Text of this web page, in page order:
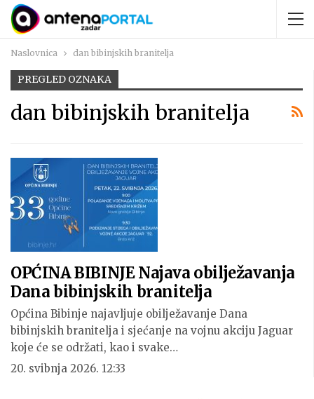
Naslovnica dan bibinjskih branitelja
PREGLED OZNAKA
dan bibinjskih branitelja
OPĆINA BIBINJE Najava obilježavanja
Dana bibinjskih branitelja
Općina Bibinje najavljuje obilježavanje Dana
bibinjskih branitelja i sjećanje na vojnu akciju Jaguar
koje će se održati, kao i svake…
20. svibnja 2026. 12:33